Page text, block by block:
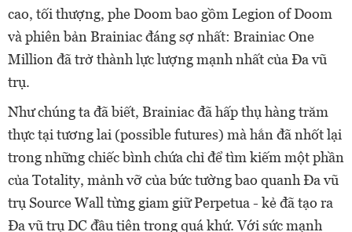
cao, tối thượng, phe Doom bao gồm Legion of Doom
và phiên bản Brainiac đáng sợ nhất: Brainiac One
Million đã trở thành lực lượng mạnh nhất của Đa vũ
trụ.
Như chúng ta đã biết, Brainiac đã hấp thụ hàng trăm
thực tại tương lai (possible futures) mà hắn đã nhốt lại
trong những chiếc bình chứa chỉ để tìm kiếm một phần
của Totality, mảnh vỡ của bức tường bao quanh Đa vũ
trụ Source Wall từng giam giữ Perpetua - kẻ đã tạo ra
Đa vũ trụ DC đầu tiên trong quá khứ. Với sức mạnh